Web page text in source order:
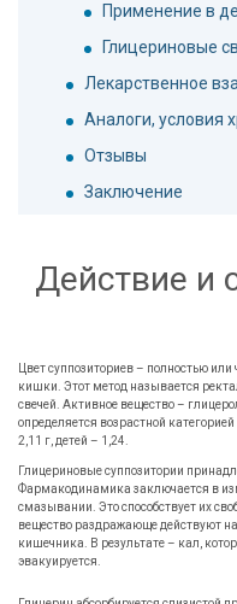
Применение в
Глицериновые
Лекарственное
Аналоги, условия
Отзывы
Заключение
Действие и
Цвет суппозиториев – полностью
кишки. Этот метод называется
свечей. Активное вещество –
определяется возрастной
2,11 г, детей – 1,24.
Глицериновые суппозитории
Фармакодинамика заключается в
смазывании. Это способствует их
вещество раздражающе действуют
кишечника. В результате – кал,
эвакуируется.